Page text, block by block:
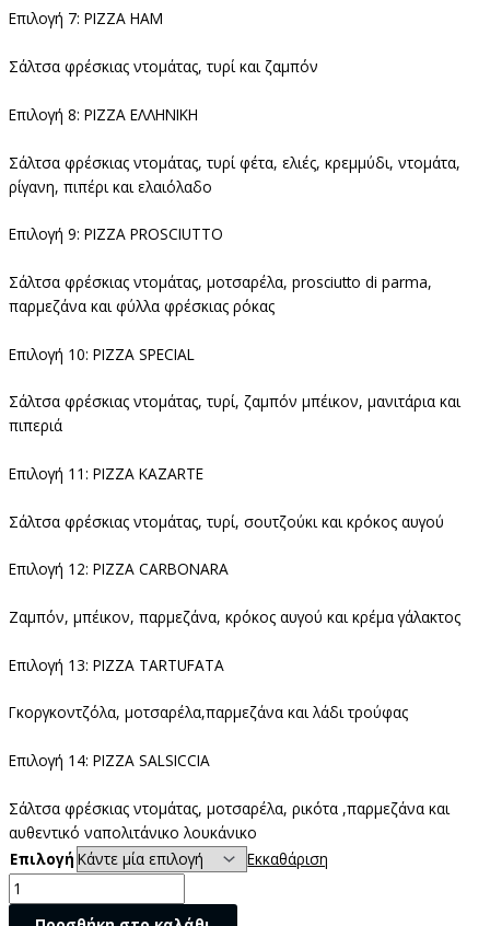
Επιλογή 7: PIZZA HAM
Σάλτσα φρέσκιας ντομάτας, τυρί και ζαμπόν
Επιλογή 8: PIZZA ΕΛΛΗΝΙΚΗ
Σάλτσα φρέσκιας ντομάτας, τυρί φέτα, ελιές, κρεμμύδι, ντομάτα,
ρίγανη, πιπέρι και ελαιόλαδο
Επιλογή 9: PIZZA PROSCIUTTO
Σάλτσα φρέσκιας ντομάτας, μοτσαρέλα, prosciutto di parma,
παρμεζάνα και φύλλα φρέσκιας ρόκας
Επιλογή 10: PIZZA SPECIAL
Σάλτσα φρέσκιας ντομάτας, τυρί, ζαμπόν μπέικον, μανιτάρια και
πιπεριά
Επιλογή 11: PIZZA KAZARTE
Σάλτσα φρέσκιας ντομάτας, τυρί, σουτζούκι και κρόκος αυγού
Επιλογή 12: PIZZA CARBONARA
Ζαμπόν, μπέικον, παρμεζάνα, κρόκος αυγού και κρέμα γάλακτος
Επιλογή 13: PIZZA TARTUFATA
Γκοργκοντζόλα, μοτσαρέλα,παρμεζάνα και λάδι τρούφας
Επιλογή 14: PIZZA SALSICCIA
Σάλτσα φρέσκιας ντομάτας, μοτσαρέλα, ρικότα ,παρμεζάνα και
αυθεντικό ναπολιτάνικο λουκάνικο
Επιλογή
Εκκαθάριση